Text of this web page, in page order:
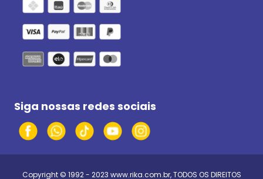
Siga nossas redes sociais
Copyright © 1992 - 2023 www.rika.com.br, TODOS OS DIREITOS